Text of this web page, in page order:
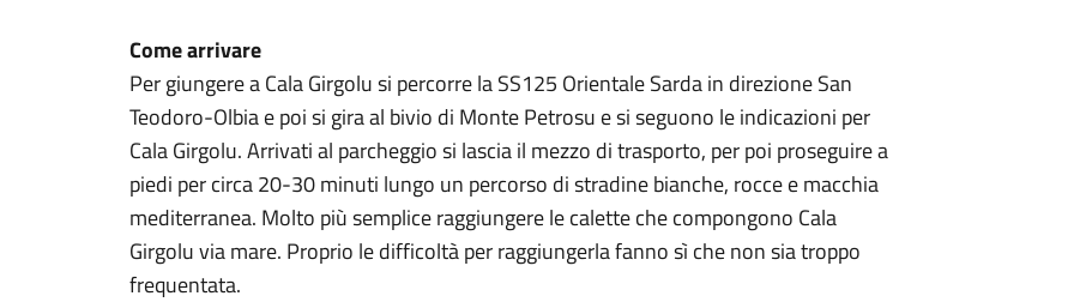
Come arrivare
Per giungere a Cala Girgolu si percorre la SS125 Orientale Sarda in direzione San
Teodoro-Olbia e poi si gira al bivio di Monte Petrosu e si seguono le indicazioni per
Cala Girgolu. Arrivati al parcheggio si lascia il mezzo di trasporto, per poi proseguire a
piedi per circa 20-30 minuti lungo un percorso di stradine bianche, rocce e macchia
mediterranea. Molto più semplice raggiungere le calette che compongono Cala
Girgolu via mare. Proprio le difficoltà per raggiungerla fanno sì che non sia troppo
frequentata.